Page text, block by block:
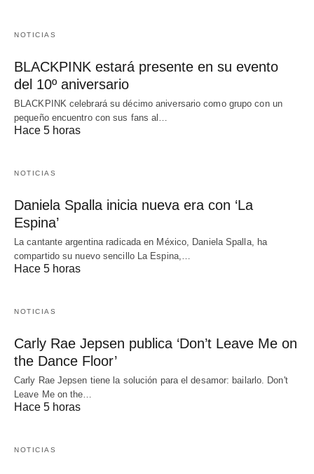
NOTICIAS
BLACKPINK estará presente en su evento
del 10º aniversario
BLACKPINK celebrará su décimo aniversario como grupo con un
pequeño encuentro con sus fans al…
Hace 5 horas
NOTICIAS
Daniela Spalla inicia nueva era con ‘La
Espina’
La cantante argentina radicada en México, Daniela Spalla, ha
compartido su nuevo sencillo La Espina,…
Hace 5 horas
NOTICIAS
Carly Rae Jepsen publica ‘Don’t Leave Me on
the Dance Floor’
Carly Rae Jepsen tiene la solución para el desamor: bailarlo. Don't
Leave Me on the…
Hace 5 horas
NOTICIAS